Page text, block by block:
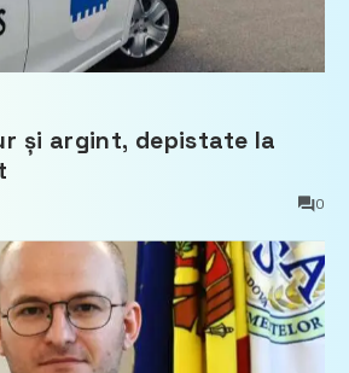
și argint, depistate la
0